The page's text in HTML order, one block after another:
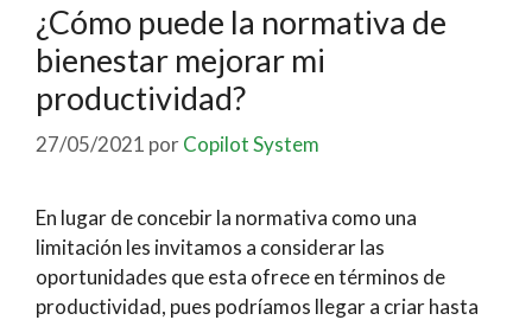
¿Cómo puede la normativa de
bienestar mejorar mi
productividad?
27/05/2021 porCopilot System
En lugar de concebir la normativa como una
limitación les invitamos a considerar las
oportunidades que esta ofrece en términos de
productividad, pues podríamos llegar a criar hasta